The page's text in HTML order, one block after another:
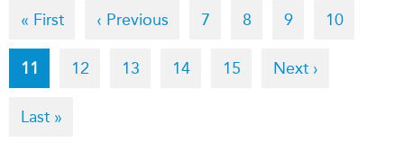
Pagination
First
page
« First
Previous
‹ Previous Page
7 Page
8 Page
9 Page
10
Current
page
11 Page
12 Page
13 Page
14 Page
15
Next
Next ›
Last
Last »